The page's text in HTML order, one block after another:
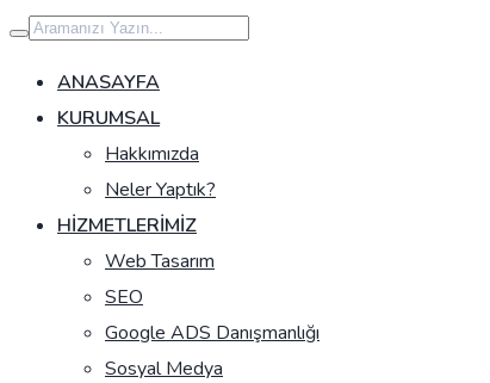
İçeriğe
geç
ANASAYFA
KURUMSAL
Hakkımızda
Neler Yaptık?
HIZMETLERIMIZ
Web Tasarım
SEO
Google ADS Danışmanlığı
Sosyal Medya